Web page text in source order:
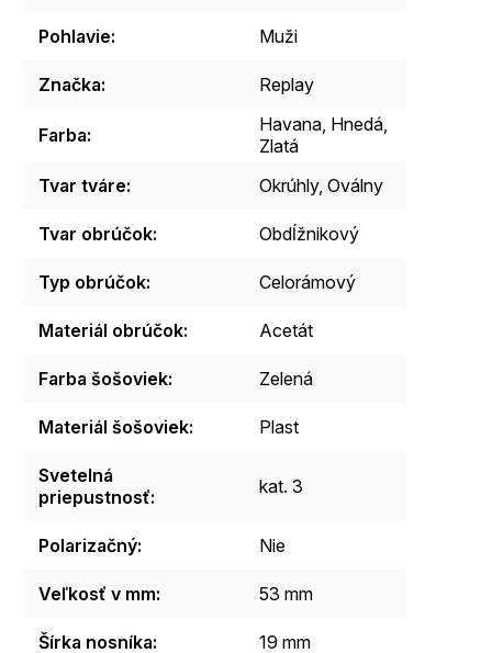
Pohlavie: Muži
Značka: Replay
Farba:
Havana, Hnedá,
Zlatá
Tvar tváre: Okrúhly, Oválny
Tvar obrúčok: Obdĺžnikový
Typ obrúčok: Celorámový
Materiál obrúčok: Acetát
Farba šošoviek: Zelená
Materiál šošoviek: Plast
Svetelná
priepustnosť: kat. 3
Polarizačný: Nie
Veľkosť v mm: 53 mm
Šírka nosníka: 19 mm